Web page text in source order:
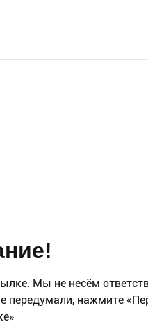
Мы не несём
передумали, нажмите